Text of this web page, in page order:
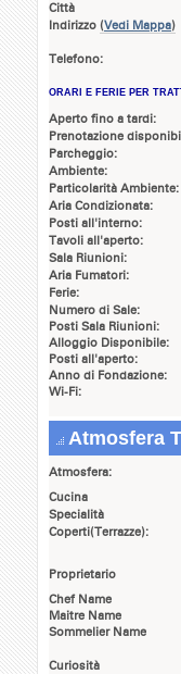
Città
Indirizzo (Vedi Mappa)
Telefono:
ORARI E FERIE PER
Aperto fino a tardi:
Prenotazione
Parcheggio:
Ambiente:
Particolarità Ambiente:
Aria Condizionata:
Posti all'interno:
Tavoli all'aperto:
Sala Riunioni:
Aria Fumatori:
Ferie:
Numero di Sale:
Posti Sala Riunioni:
Alloggio Disponibile:
Posti all'aperto:
Anno di Fondazione:
Wi-Fi:
Atmosfera
Atmosfera:
Cucina
Specialità
Coperti(Terrazze):
Proprietario
Chef Name
Maitre Name
Sommelier Name
Curiosità